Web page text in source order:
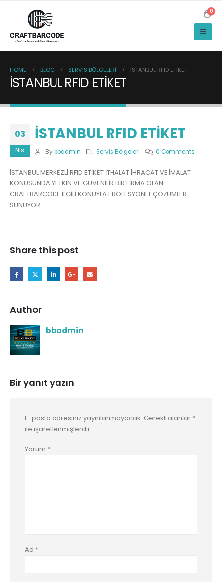
0
HOME BLOG SERVIS BÖLGELERI İSTANBUL RFID ETİKET
İSTANBUL RFID ETİKET
03
Nis
İSTANBUL RFID ETİKET
By bbadmin Servis Bölgeleri 0 Comments
İSTANBUL MERKEZLİ RFID ETİKET İTHALAT İHRACAT VE İMALAT
KONUSUNDA YETKİN VE GÜVENİLİR BİR FİRMA OLAN
CRAFTBARCODE İLGİLİ KONUYLA PROFESYONEL ÇÖZÜMLER
SUNUYOR
Share this post
Author
bbadmin
Bir yanıt yazın
E-posta adresiniz yayınlanmayacak. Gerekli alanlar *
ile işaretlenmişlerdir
Yorum *
Ad *